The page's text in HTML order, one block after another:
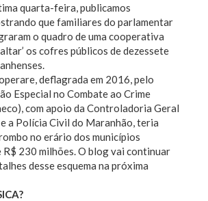
quarta-feira, publicamos
que familiares do parlamentar
o quadro de uma cooperativa
os cofres públicos de dezessete
deflagrada em 2016, pelo
Especial no Combate ao Crime
com apoio da Controladoria Geral
e a Polícia Civil do Maranhão, teria
no erário dos municípios
R$ 230 milhões. O blog vai continuar
desse esquema na próxima